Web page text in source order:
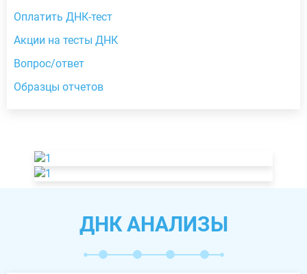
Оплатить ДНК-тест
Акции на тесты ДНК
Вопрос/ответ
Образцы отчетов
ДНК АНАЛИЗЫ